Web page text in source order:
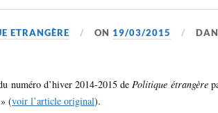
ETRANGÈRE ON 19/03/2015
numéro d’hiver 2014-2015 dePolitique étrangère
(voir l’article original).